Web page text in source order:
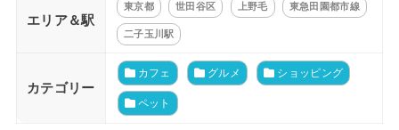
エリア＆駅
東京都 世田谷区 上野毛 東急田園都市線
二子玉川駅
カテゴリー
カフェ グルメ ショッピング
ペット